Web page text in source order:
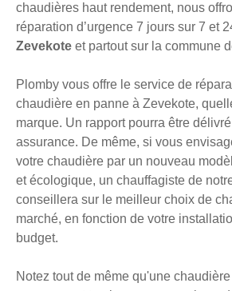
chaudières haut rendement, nous
réparation d’urgence 7 jours sur 7 et
Zevekote et partout sur la commune
Plomby vous offre le service de
chaudière en panne à Zevekote,
marque. Un rapport pourra être
assurance. De même, si vous
votre chaudière par un nouveau
et écologique, un chauffagiste de
conseillera sur le meilleur choix de
marché, en fonction de votre
budget.
Notez tout de même qu'une